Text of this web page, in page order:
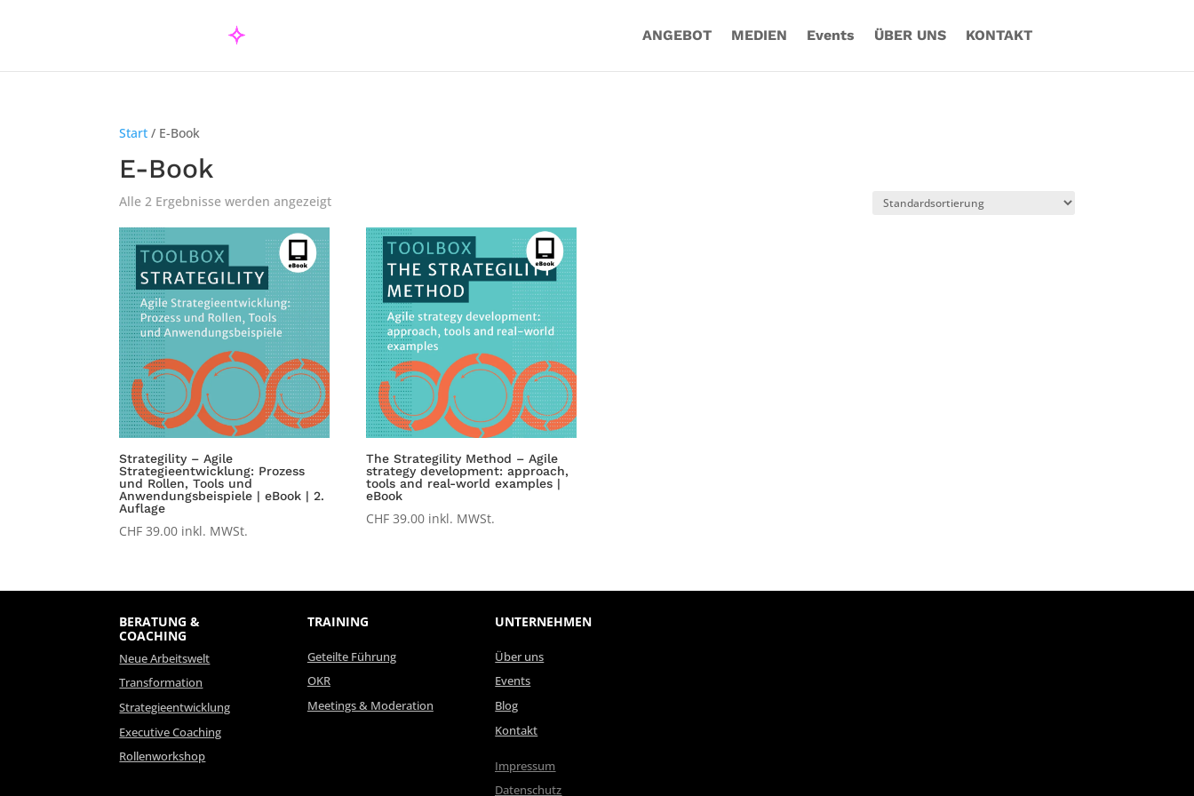
ANGEBOT MEDIEN Events ÜBER UNS KONTAKT
Start / E-Book
E-Book
Alle 2 Ergebnisse werden angezeigt
Strategility – Agile
Strategieentwicklung: Prozess
und Rollen, Tools und
Anwendungsbeispiele | eBook | 2.
Auflage
CHF 39.00 inkl. MWSt.
The Strategility Method – Agile
strategy development: approach,
tools and real-world examples |
eBook
CHF 39.00 inkl. MWSt.
BERATUNG &
COACHING
Neue Arbeitswelt
Transformation
Strategieentwicklung
Executive Coaching
Rollenworkshop
TRAINING
Geteilte Führung
OKR
Meetings & Moderation
UNTERNEHMEN
Über uns
Events
Blog
Kontakt
Impressum
Datenschutz